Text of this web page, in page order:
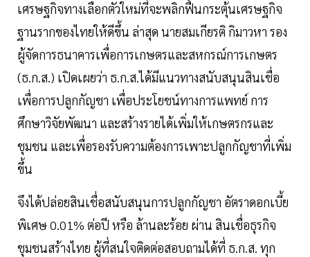
เศรษฐกิจทางเลือกตัวใหม่ที่จะพลิกฟื้นกระตุ้นเศรษฐกิจ
ฐานรากของไทยให้ดีขึ้น ล่าสุด นายสมเกียรติ กิมาวหา รอง
ผู้จัดการธนาคารเพื่อการเกษตรและสหกรณ์การเกษตร
(ธ.ก.ส.) เปิดเผยว่า ธ.ก.ส.ได้มีแนวทางสนับสนุนสินเชื่อ
เพื่อการปลูกกัญชา เพื่อประโยชน์ทางการแพทย์ การ
ศึกษาวิจัยพัฒนา และสร้างรายได้เพิ่มให้เกษตรกรและ
ชุมชน และเพื่อรองรับความต้องการเพาะปลูกกัญชาที่เพิ่ม
ขึ้น
จึงได้ปล่อยสินเชื่อสนับสนุนการปลูกกัญชา อัตราดอกเบี้ย
พิเศษ 0.01% ต่อปี หรือ ล้านละร้อย ผ่าน สินเชื่อธุรกิจ
ชุมชนสร้างไทย ผู้ที่สนใจติดต่อสอบถามได้ที่ ธ.ก.ส. ทุก